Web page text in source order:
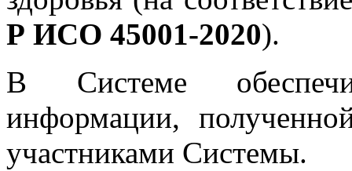
Р ИСО 45001-2020).
В Системе
информации,
участниками Системы.